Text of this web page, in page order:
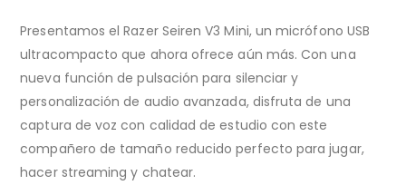
Presentamos el Razer Seiren V3 Mini, un micrófono USB
ultracompacto que ahora ofrece aún más. Con una
nueva función de pulsación para silenciar y
personalización de audio avanzada, disfruta de una
captura de voz con calidad de estudio con este
compañero de tamaño reducido perfecto para jugar,
hacer streaming y chatear.